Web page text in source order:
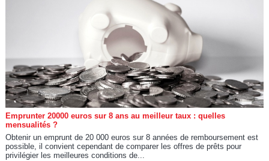
Emprunter 20000 euros sur 8 ans au meilleur taux : quelles
mensualités ?
Obtenir un emprunt de 20 000 euros sur 8 années de remboursement est
possible, il convient cependant de comparer les offres de prêts pour
privilégier les meilleures conditions de...